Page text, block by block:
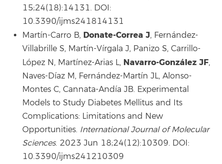
15;24(18):14131. DOI:
10.3390/ijms241814131
Martín-Carro B, Donate-Correa J, Fernández-
Villabrille S, Martín-Vírgala J, Panizo S, Carrillo-
López N, Martínez-Arias L, Navarro-González JF,
Naves-Díaz M, Fernández-Martín JL, Alonso-
Montes C, Cannata-Andía JB. Experimental
Models to Study Diabetes Mellitus and Its
Complications: Limitations and New
Opportunities. International Journal of Molecular
Sciences. 2023 Jun 18;24(12):10309. DOI:
10.3390/ijms241210309